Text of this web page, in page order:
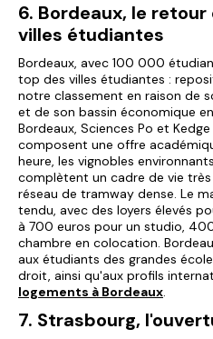
6. Bordeaux, le
villes étudiantes
Bordeaux, avec 100 000
top des villes étudiantes :
notre classement en raison de
et de son bassin économique
Bordeaux, Sciences Po et
composent une offre
heure, les vignobles
complètent un cadre de vie
réseau de tramway dense. Le
tendu, avec des loyers élevés
à 700 euros pour un studio,
chambre en colocation.
aux étudiants des grandes
droit, ainsi qu'aux profils
logements à Bordeaux.
7. Strasbourg,